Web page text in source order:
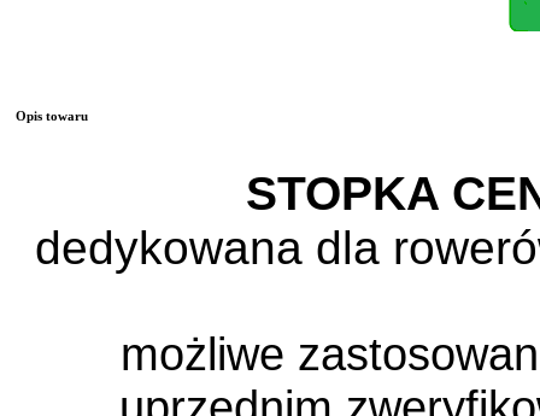
Opis towaru
STOPKA
dedykowana dla
możliwe